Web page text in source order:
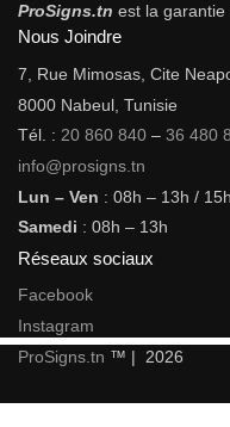
ProSigns.tn est la garantie
Nous Joindre
7, Rue Mimosas, Cite
8000 Nabeul, Tunisie
Tél. : 20 860 840 – 36 480
info@prosigns.tn
Lun – Ven : 08h – 13h /
Samedi : 08h – 13h
Réseaux sociaux
Facebook
Instagram
ProSigns.tn ™ | 2026